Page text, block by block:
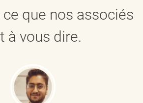
que nos associés
à vous dire.